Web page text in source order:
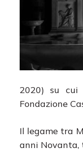
2020) su cui
Fondazione
Il legame tra
anni Novanta,